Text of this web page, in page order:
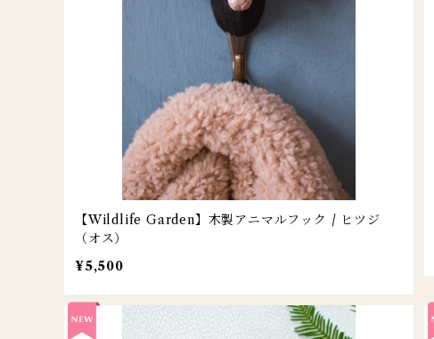
【Wildlife Garden】木製アニマルフック / ヒツジ
（オス）
¥5,500